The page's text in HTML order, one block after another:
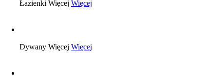
Łazienki Więcej Więcej
Dywany Więcej Więcej